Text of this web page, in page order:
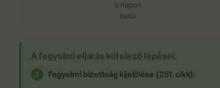
5 napon
belül
A fegyelmi eljárás kötelező lépései:
1 Fegyelmi bizottság kijelölése (251. cikk):